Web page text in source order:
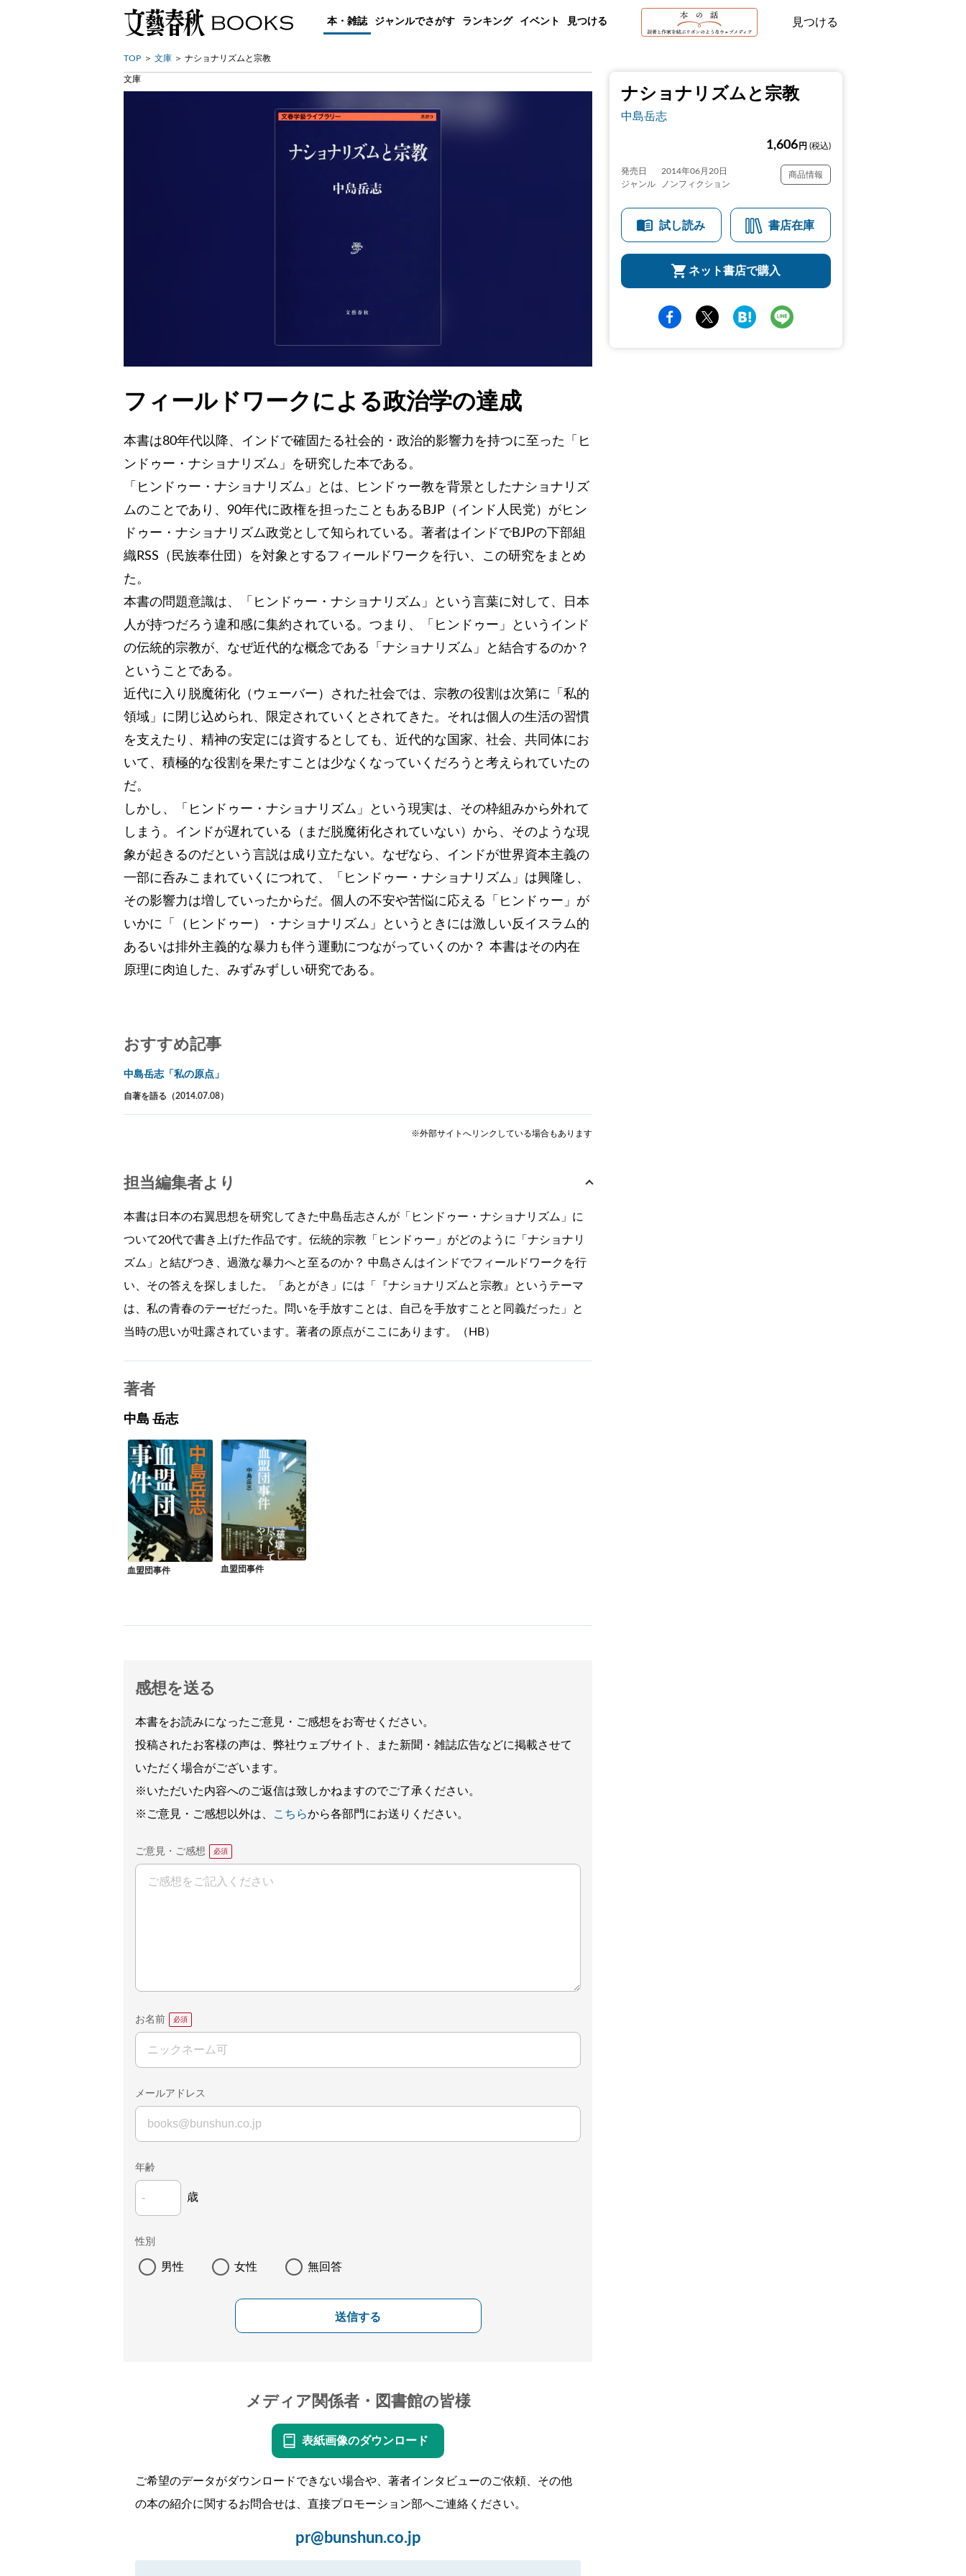
本・雑誌 ジャンルでさがす ランキング イベント 見つける 見つける
TOP 文庫 ナショナリズムと宗教
ナショナリズムと宗教
中島岳志
1,606 円 (税込)
発売日
2014年06月20日
ジャンル
ノンフィクション
商品情報
試し読み 書店在庫
ネット書店で購入
文庫
フィールドワークによる政治学の達成
本書は80年代以降、インドで確固たる社会的・政治的影響力を持つに至った「ヒ
ンドゥー・ナショナリズム」を研究した本である。
「ヒンドゥー・ナショナリズム」とは、ヒンドゥー教を背景としたナショナリズ
ムのことであり、90年代に政権を担ったこともあるBJP（インド人民党）がヒン
ドゥー・ナショナリズム政党として知られている。著者はインドでBJPの下部組
織RSS（民族奉仕団）を対象とするフィールドワークを行い、この研究をまとめ
た。
本書の問題意識は、「ヒンドゥー・ナショナリズム」という言葉に対して、日本
人が持つだろう違和感に集約されている。つまり、「ヒンドゥー」というインド
の伝統的宗教が、なぜ近代的な概念である「ナショナリズム」と結合するのか？
ということである。
近代に入り脱魔術化（ウェーバー）された社会では、宗教の役割は次第に「私的
領域」に閉じ込められ、限定されていくとされてきた。それは個人の生活の習慣
を支えたり、精神の安定には資するとしても、近代的な国家、社会、共同体にお
いて、積極的な役割を果たすことは少なくなっていくだろうと考えられていたの
だ。
しかし、「ヒンドゥー・ナショナリズム」という現実は、その枠組みから外れて
しまう。インドが遅れている（まだ脱魔術化されていない）から、そのような現
象が起きるのだという言説は成り立たない。なぜなら、インドが世界資本主義の
一部に呑みこまれていくにつれて、「ヒンドゥー・ナショナリズム」は興隆し、
その影響力は増していったからだ。個人の不安や苦悩に応える「ヒンドゥー」が
いかに「（ヒンドゥー）・ナショナリズム」というときには激しい反イスラム的
あるいは排外主義的な暴力も伴う運動につながっていくのか？ 本書はその内在
原理に肉迫した、みずみずしい研究である。
おすすめ記事
中島岳志「私の原点」
自著を語る（2014.07.08）
※外部サイトへリンクしている場合もあります
担当編集者より
本書は日本の右翼思想を研究してきた中島岳志さんが「ヒンドゥー・ナショナリズム」に
ついて20代で書き上げた作品です。伝統的宗教「ヒンドゥー」がどのように「ナショナリ
ズム」と結びつき、過激な暴力へと至るのか？ 中島さんはインドでフィールドワークを行
い、その答えを探しました。「あとがき」には「『ナショナリズムと宗教』というテーマ
は、私の青春のテーゼだった。問いを手放すことは、自己を手放すことと同義だった」と
当時の思いが吐露されています。著者の原点がここにあります。（HB）
著者
中島 岳志
血盟団事件 血盟団事件
感想を送る
本書をお読みになったご意見・ご感想をお寄せください。
投稿されたお客様の声は、弊社ウェブサイト、また新聞・雑誌広告などに掲載させて
いただく場合がございます。
※いただいた内容へのご返信は致しかねますのでご了承ください。
※ご意見・ご感想以外は、
こちらから各部門にお送りください。
ご意見・ご感想
お名前
メールアドレス
年齢
歳
性別
男性 女性 無回答
送信する
メディア関係者・図書館の皆様
表紙画像のダウンロード
ご希望のデータがダウンロードできない場合や、著者インタビューのご依頼、その他
の本の紹介に関するお問合せは、直接プロモーション部へご連絡ください。
pr@bunshun.co.jp